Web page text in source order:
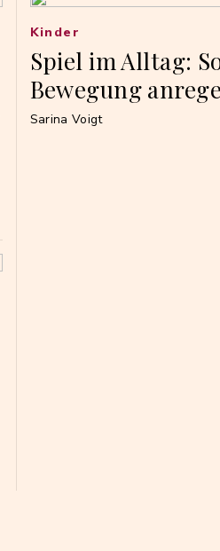
Spiel im Alltag:
Bewegung
Kinder
Sarina Voigt